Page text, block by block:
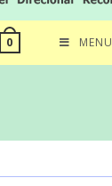
0 MENU